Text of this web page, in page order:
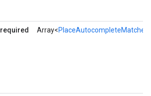
required Array<